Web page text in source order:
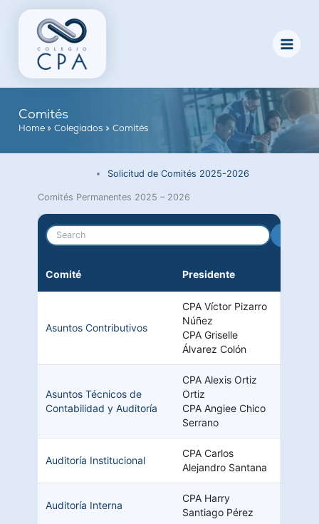
Comités
Home Colegiados Comités
Solicitud de Comités 2025-2026
Comités Permanentes 2025 – 2026
Search
Comité Presidente
Asuntos Contributivos
CPA Víctor Pizarro
Núñez
CPA Griselle
Álvarez Colón
Asuntos Técnicos de
Contabilidad y Auditoría
CPA Alexis Ortiz
Ortiz
CPA Angiee Chico
Serrano
Auditoría Institucional
CPA Carlos
Alejandro Santana
Auditoría Interna
CPA Harry
Santiago Pérez